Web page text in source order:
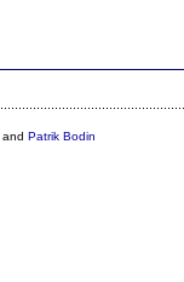
and Patrik Bodin